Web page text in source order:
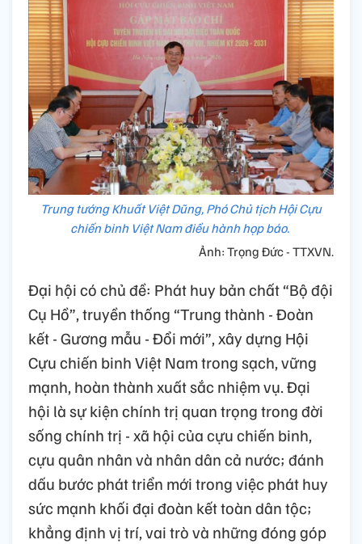
Trung tướng Khuất Việt Dũng, Phó Chủ tịch Hội Cựu
chiến binh Việt Nam điều hành họp báo.
Ảnh: Trọng Đức - TTXVN.
Đại hội có chủ đề: Phát huy bản chất “Bộ đội
Cụ Hồ”, truyền thống “Trung thành - Đoàn
kết - Gương mẫu - Đổi mới”, xây dựng Hội
Cựu chiến binh Việt Nam trong sạch, vững
mạnh, hoàn thành xuất sắc nhiệm vụ. Đại
hội là sự kiện chính trị quan trọng trong đời
sống chính trị - xã hội của cựu chiến binh,
cựu quân nhân và nhân dân cả nước; đánh
dấu bước phát triển mới trong việc phát huy
sức mạnh khối đại đoàn kết toàn dân tộc;
khẳng định vị trí, vai trò và những đóng góp